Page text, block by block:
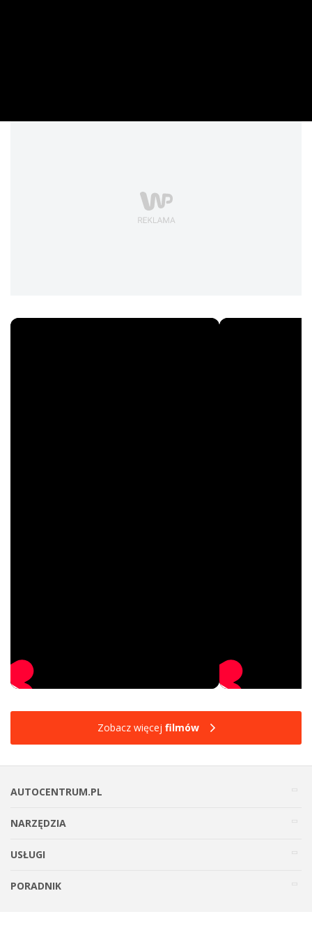
Zobacz więcej filmów
AUTOCENTRUM.PL
NARZĘDZIA
USŁUGI
PORADNIK